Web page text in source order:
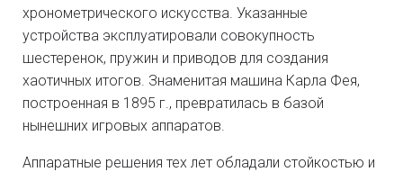
хронометрического искусства. Указанные
устройства эксплуатировали совокупность
шестеренок, пружин и приводов для создания
хаотичных итогов. Знаменитая машина Карла Фея,
построенная в 1895 г., превратилась в базой
нынешних игровых аппаратов.
Аппаратные решения тех лет обладали стойкостью и